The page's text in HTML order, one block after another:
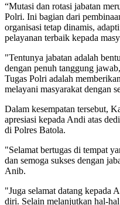
“Mutasi dan rotasi jabatan
Polri. Ini bagian dari
organisasi tetap dinamis,
pelayanan terbaik kepada
"Tentunya jabatan adalah
dengan penuh tanggung
Tugas Polri adalah
melayani masyarakat dengan
Dalam kesempatan tersebut,
apresiasi kepada Andi atas
di Polres Batola.
"Selamat bertugas di tempat
dan semoga sukses dengan
Anib.
"Juga selamat datang kepada
diri. Selain melanjutkan hal-